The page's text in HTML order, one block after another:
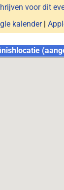
voor dit
kalender|